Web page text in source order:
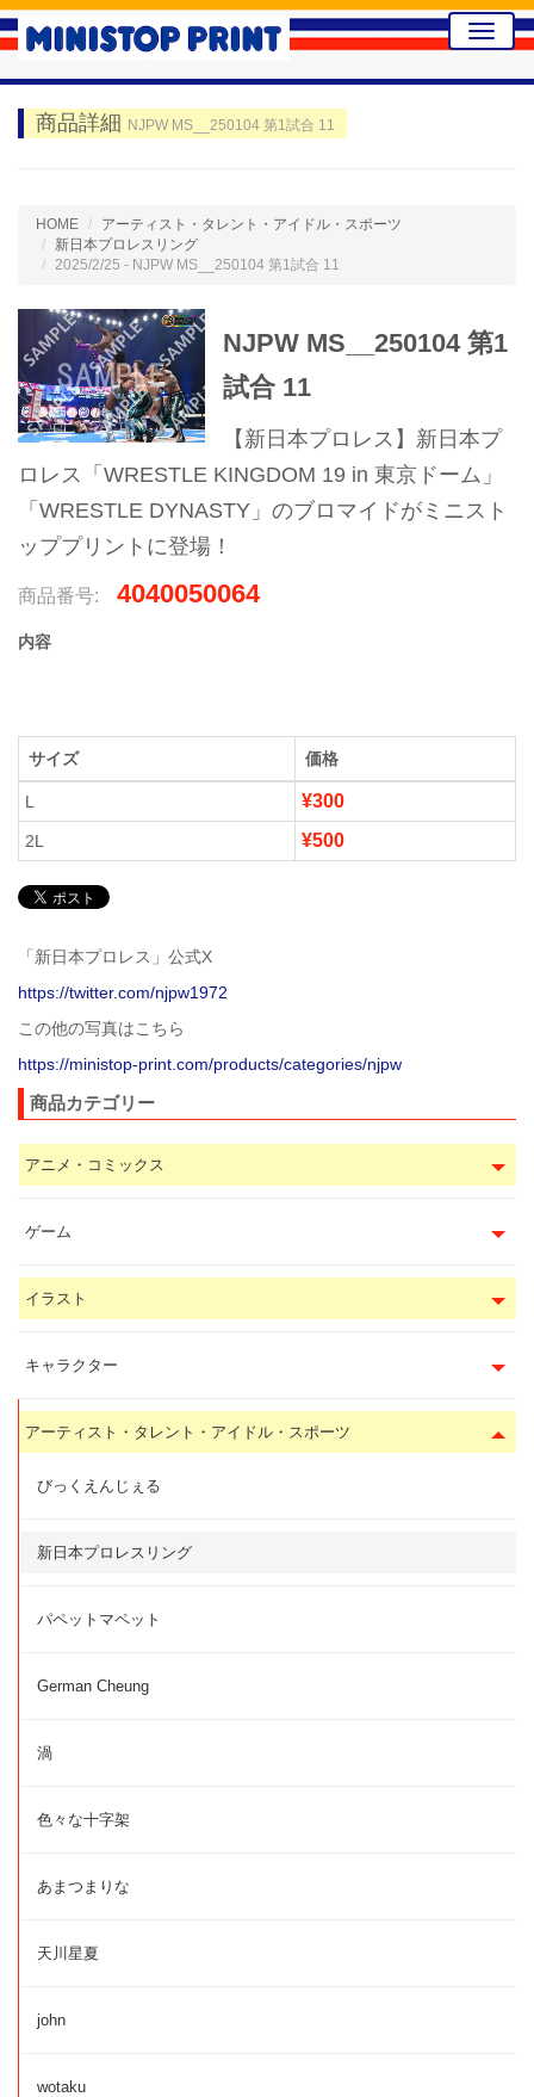
Toggle
商品詳細 NJPW MS__250104 第1試合 11
HOME
アーティスト・タレント・アイドル・スポーツ
新日本プロレスリング
2025/2/25 - NJPW MS__250104 第1試合 11
NJPW MS__250104 第1
試合 11
【新日本プロレス】新日本プ
ロレス「WRESTLE KINGDOM 19 in 東京ドーム」
「WRESTLE DYNASTY」のブロマイドがミニスト
ッププリントに登場！
商品番号: 4040050064
内容
サイズ 価格
L ¥300
2L ¥500
「新日本プロレス」公式X
https://twitter.com/njpw1972
この他の写真はこちら
https://ministop-print.com/products/categories/njpw
商品カテゴリー
アニメ・コミックス
ゲーム
イラスト
キャラクター
アーティスト・タレント・アイドル・スポーツ
びっくえんじぇる
新日本プロレスリング
パペットマペット
German Cheung
渦
色々な十字架
あまつまりな
天川星夏
john
wotaku